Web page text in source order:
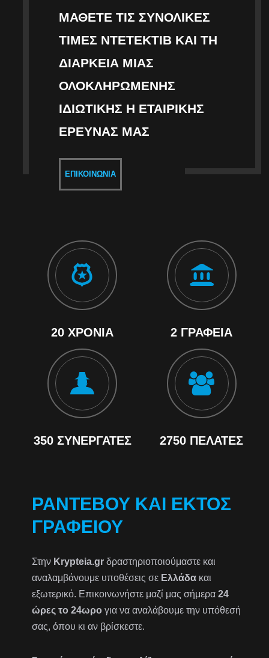
ΜΆΘΕΤΕ ΤΙΣ ΣΥΝΟΛΙΚΈΣ
ΤΙΜΈΣ ΝΤΕΤΈΚΤΙΒ ΚΑΙ ΤΗ
ΔΙΆΡΚΕΙΑ ΜΙΑΣ
ΟΛΟΚΛΗΡΩΜΈΝΗΣ
ΙΔΙΩΤΙΚΉΣ Η ΕΤΑΙΡΙΚΉΣ
ΈΡΕΥΝΑΣ ΜΑΣ
ΕΠΙΚΟΙΝΩΝΊΑ
20 ΧΡΌΝΙΑ 2 ΓΡΑΦΕΊΑ
350 ΣΥΝΕΡΓΆΤΕΣ 2750 ΠΕΛΆΤΕΣ
ΡΑΝΤΕΒΟΎ ΚΑΙ ΕΚΤΌΣ
ΓΡΑΦΕΊΟΥ
Στην Krypteia.gr δραστηριοποιούμαστε και
αναλαμβάνουμε υποθέσεις σε Ελλάδα και
εξωτερικό. Επικοινωνήστε μαζί μας σήμερα24
ώρες το 24ωρο για να αναλάβουμε την υπόθεσή
σας, όπου κι αν βρίσκεστε.